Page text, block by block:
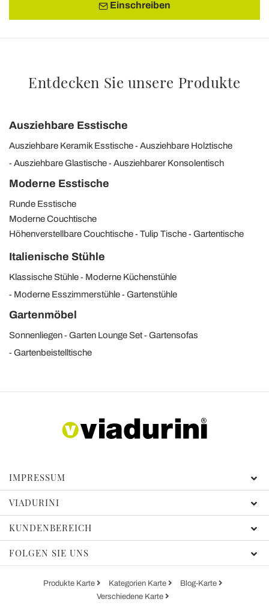
Einschreiben
Entdecken Sie unsere Produkte
Ausziehbare Esstische
Ausziehbare Keramik Esstische
Ausziehbare Holztische
Ausziehbare Glastische
Ausziehbarer Konsolentisch
Moderne Esstische
Runde Esstische
Moderne Couchtische
Höhenverstellbare Couchtische
Tulip Tische Gartentische
Italienische Stühle
Klassische Stühle
Moderne Küchenstühle
Moderne Esszimmerstühle
Gartenstühle
Gartenmöbel
Sonnenliegen Garten Lounge Set
Gartensofas
Gartenbeistelltische
IMPRESSUM
VIADURINI
KUNDENBEREICH
FOLGEN SIE UNS
Produkte Karte Kategorien Karte
Blog-Karte
Verschiedene Karte